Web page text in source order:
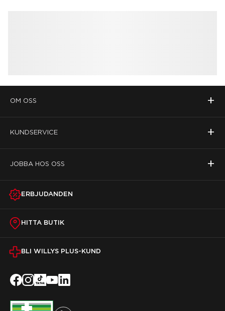
OM OSS +
KUNDSERVICE +
JOBBA HOS OSS +
ERBJUDANDEN
HITTA BUTIK
BLI WILLYS PLUS-KUND